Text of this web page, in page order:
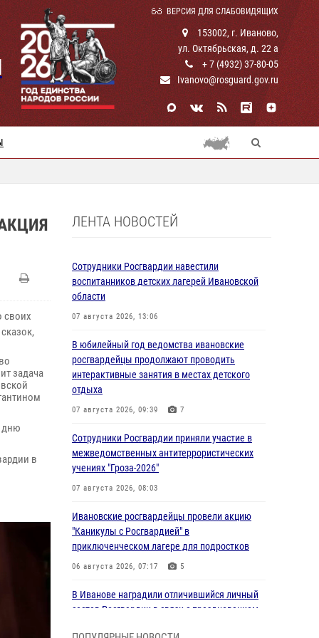
ВЕРСИЯ ДЛЯ СЛАБОВИДЯЩИХ
153002, г. Иваново,
ул. Октябрьская, д. 22 а
+ 7 (4932) 37-80-05
Ivanovo@rosguard.gov.ru
своих
задача
дню
в
ЛЕНТА НОВОСТЕЙ
Сотрудники Росгвардии навестили
воспитанников детских лагерей Ивановской
области
07 августа 2026, 13:06
В юбилейный год ведомства ивановские
росгвардейцы продолжают проводить
интерактивные занятия в местах детского
отдыха
07 августа 2026, 09:39 7
Сотрудники Росгвардии приняли участие в
межведомственных антитеррористических
учениях "Гроза-2026"
07 августа 2026, 08:03
Ивановские росгвардейцы провели акцию
"Каникулы с Росгвардией" в
приключенческом лагере для подростков
06 августа 2026, 07:17 5
В Иванове наградили отличившийся личный
состав Росгвардии в связи с празднованием